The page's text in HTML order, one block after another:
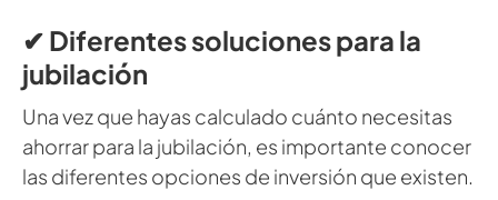
✔ Diferentes soluciones para la
jubilación
Una vez que hayas calculado cuánto necesitas
ahorrar para la jubilación, es importante conocer
las diferentes opciones de inversión que existen.